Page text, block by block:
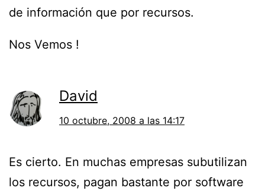
de información que por recursos.
Nos Vemos !
David
10 octubre, 2008 a las 14:17
Es cierto. En muchas empresas subutilizan
los recursos, pagan bastante por software